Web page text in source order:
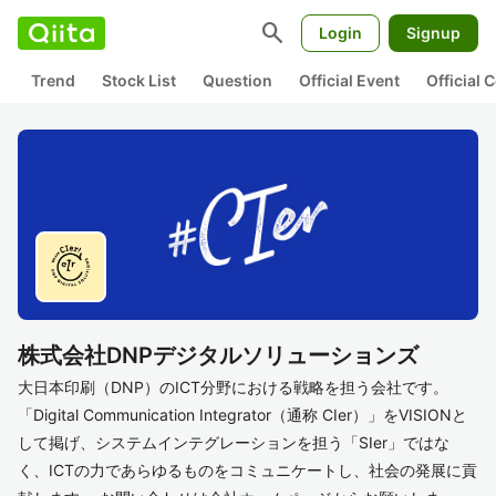
search Login Signup
Trend Stock List Question Official Event Official
株式会社DNPデジタルソリューションズ
大日本印刷（DNP）のICT分野における戦略を担う会社です。
「Digital Communication Integrator（通称 CIer）」をVISIONと
して掲げ、システムインテグレーションを担う「SIer」ではな
く、ICTの力であらゆるものをコミュニケートし、社会の発展に貢